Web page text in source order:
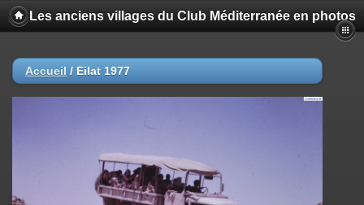
Les anciens villages du Club Méditerranée en photos
Accueil / Eilat 1977